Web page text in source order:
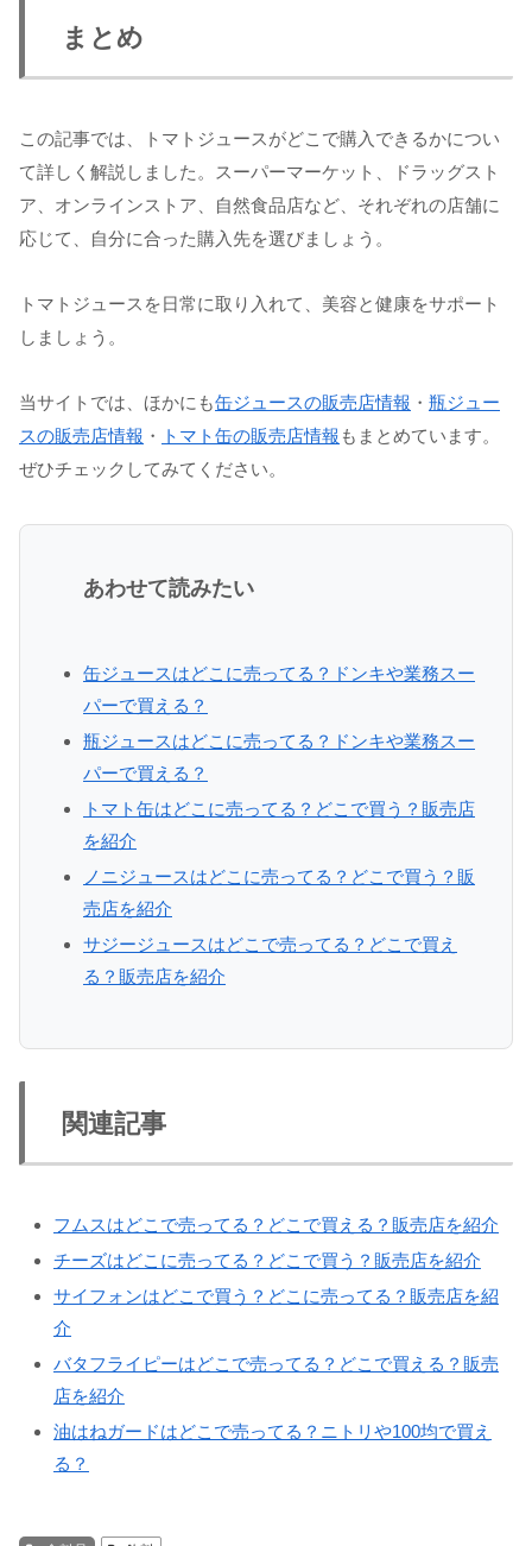
まとめ
この記事では、トマトジュースがどこで購入できるかについ
て詳しく解説しました。スーパーマーケット、ドラッグスト
ア、オンラインストア、自然食品店など、それぞれの店舗に
応じて、自分に合った購入先を選びましょう。
トマトジュースを日常に取り入れて、美容と健康をサポート
しましょう。
当サイトでは、ほかにも缶ジュースの販売店情報 ・ 瓶ジュー
スの販売店情報 ・ トマト缶の販売店情報 もまとめています。
ぜひチェックしてみてください。
あわせて読みたい
缶ジュースはどこに売ってる？ドンキや業務スー
パーで買える？
瓶ジュースはどこに売ってる？ドンキや業務スー
パーで買える？
トマト缶はどこに売ってる？どこで買う？販売店
を紹介
ノニジュースはどこに売ってる？どこで買う？販
売店を紹介
サジージュースはどこで売ってる？どこで買え
る？販売店を紹介
関連記事
フムスはどこで売ってる？どこで買える？販売店を紹介
チーズはどこに売ってる？どこで買う？販売店を紹介
サイフォンはどこで買う？どこに売ってる？販売店を紹
介
バタフライピーはどこで売ってる？どこで買える？販売
店を紹介
油はねガードはどこで売ってる？ニトリや100均で買え
る？